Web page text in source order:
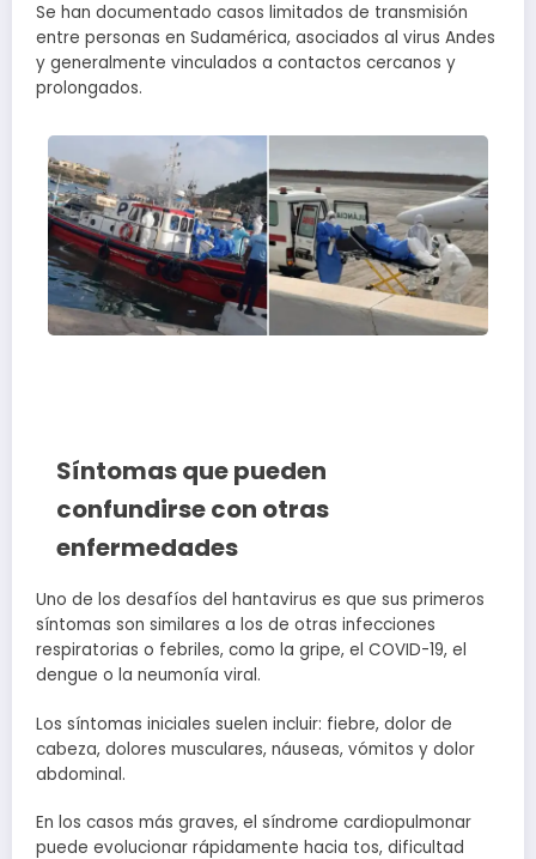
Se han documentado casos limitados de transmisión
entre personas en Sudamérica, asociados al virus Andes
y generalmente vinculados a contactos cercanos y
prolongados.
Síntomas que pueden
confundirse con otras
enfermedades
Uno de los desafíos del hantavirus es que sus primeros
síntomas son similares a los de otras infecciones
respiratorias o febriles, como la gripe, el COVID-19, el
dengue o la neumonía viral.
Los síntomas iniciales suelen incluir: fiebre, dolor de
cabeza, dolores musculares, náuseas, vómitos y dolor
abdominal.
En los casos más graves, el síndrome cardiopulmonar
puede evolucionar rápidamente hacia tos, dificultad